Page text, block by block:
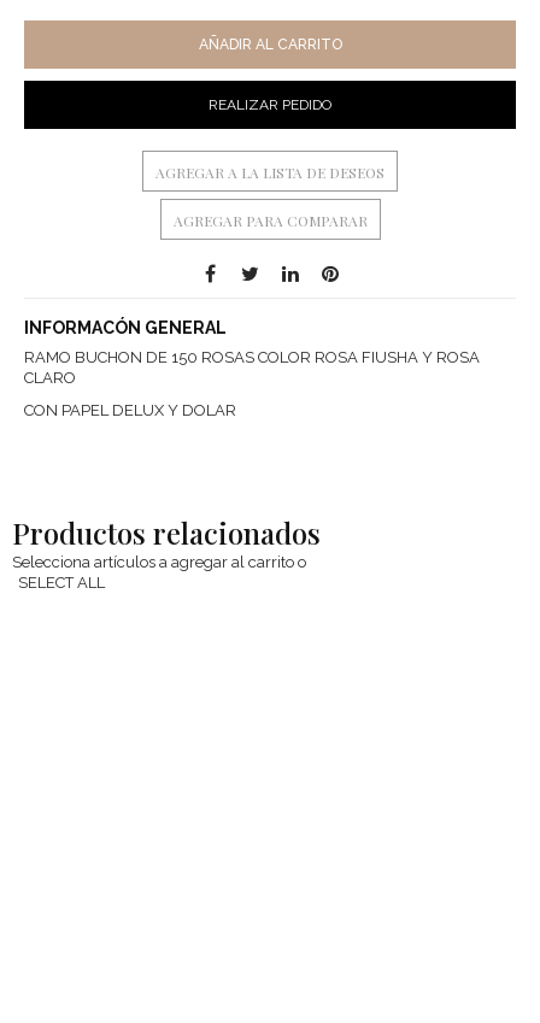
AÑADIR AL CARRITO
REALIZAR PEDIDO
AGREGAR A LA LISTA DE DESEOS
AGREGAR PARA COMPARAR
INFORMACÓN GENERAL
RAMO BUCHON DE 150 ROSAS COLOR ROSA FIUSHA Y ROSA
CLARO
CON PAPEL DELUX Y DOLAR
Productos relacionados
Selecciona artículos a agregar al carrito o
SELECT ALL